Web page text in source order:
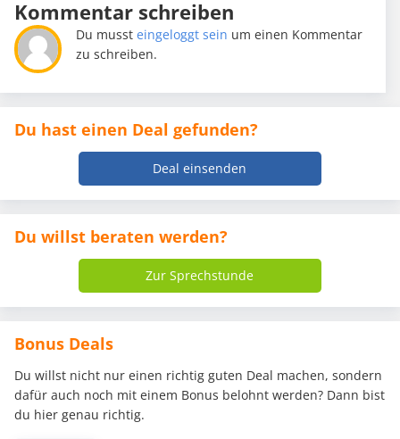
Kommentar schreiben
Du mussteingeloggt sein um einen Kommentar
zu schreiben.
Du hast einen Deal gefunden?
Deal einsenden
Du willst beraten werden?
Zur Sprechstunde
Bonus Deals
Du willst nicht nur einen richtig guten Deal machen, sondern
dafür auch noch mit einem Bonus belohnt werden? Dann bist
du hier genau richtig.